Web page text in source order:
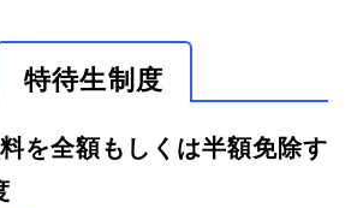
特待生制度
を全額もしくは半額免除す